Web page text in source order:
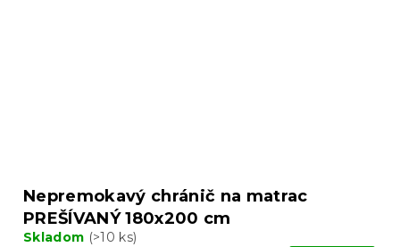
Nepremokavý chránič na matrac
PREŠÍVANÝ 180x200 cm
Skladom (>10 ks)